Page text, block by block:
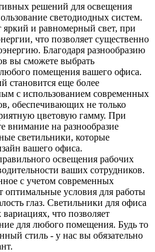
решений для освещения
светодиодных систем.
и равномерный свет, при
что позволяет существенно
Благодаря разнообразию
вы сможете выбрать
помещения вашего офиса.
становится еще более
с использованием современных
обеспечивающих не только
цветовую гамму. При
внимание на разнообразие
светильники, которые
вашего офиса.
освещения рабочих
ваших сотрудников.
с учетом современных
оптимальные условия для работы
глаз. Светильники для офиса
что позволяет
для любого помещения. Будь то
стиль - у нас вы обязательно